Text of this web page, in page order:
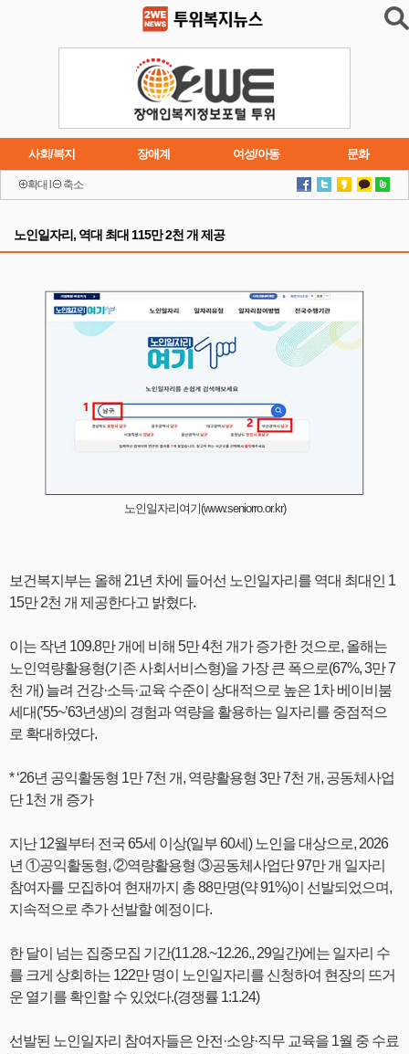
사회/복지 장애계 여성/아동 문화
이슈 연재소설
확대 축소
노인일자리, 역대 최대 115만 2천 개 제공
노인일자리여기(www.seniorro.or.kr)
보건복지부는 올해 21년 차에 들어선 노인일자리를 역대 최대인 1
15만 2천 개 제공한다고 밝혔다.
이는 작년 109.8만 개에 비해 5만 4천 개가 증가한 것으로, 올해는
노인역량활용형(기존 사회서비스형)을 가장 큰 폭으로(67%, 3만 7
천 개) 늘려 건강·소득·교육 수준이 상대적으로 높은 1차 베이비붐
세대(’55~’63년생)의 경험과 역량을 활용하는 일자리를 중점적으
로 확대하였다.
* ‘26년 공익활동형 1만 7천 개, 역량활용형 3만 7천 개, 공동체사업
단 1천 개 증가
지난 12월부터 전국 65세 이상(일부 60세) 노인을 대상으로, 2026
년 ①공익활동형, ②역량활용형 ③공동체사업단 97만 개 일자리
참여자를 모집하여 현재까지 총 88만명(약 91%)이 선발되었으며,
지속적으로 추가 선발할 예정이다.
한 달이 넘는 집중모집 기간(11.28.~12.26., 29일간)에는 일자리 수
를 크게 상회하는 122만 명이 노인일자리를 신청하여 현장의 뜨거
운 열기를 확인할 수 있었다.(경쟁률 1:1.24)
선발된 노인일자리 참여자들은 안전·소양·직무 교육을 1월 중 수료